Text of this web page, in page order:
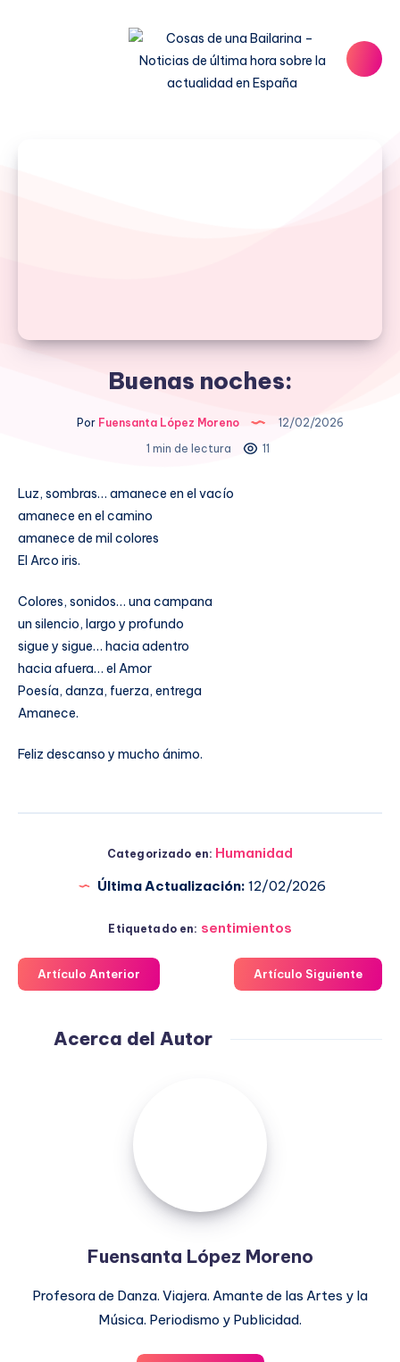
Buenas noches:
Por Fuensanta López Moreno
12/02/2026
1 min de lectura
11
Luz, sombras… amanece en el vacío
amanece en el camino
amanece de mil colores
El Arco iris.
Colores, sonidos… una campana
un silencio, largo y profundo
sigue y sigue… hacia adentro
hacia afuera… el Amor
Poesía, danza, fuerza, entrega
Amanece.
Feliz descanso y mucho ánimo.
Categorizado en: Humanidad
Última Actualización: 12/02/2026
Etiquetado en: sentimientos
Artículo Anterior Artículo Siguiente
Acerca del Autor
Fuensanta López Moreno
Profesora de Danza. Viajera. Amante de las Artes y la
Música. Periodismo y Publicidad.